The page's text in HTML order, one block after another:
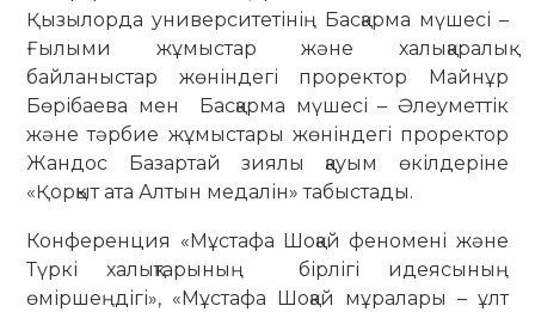
Қызылорда университетінің Басқарма мүшесі –
Ғылыми жұмыстар және халықаралық
байланыстар жөніндегі проректор Майнұр
Бөрібаева мен Басқарма мүшесі – Әлеуметтік
және тәрбие жұмыстары жөніндегі проректор
Жандос Базартай зиялы қауым өкілдеріне
«Қорқыт ата Алтын медалін» табыстады.
Конференция «Мұстафа Шоқай феномені және
Түркі халықтарының бірлігі идеясының
өміршеңдігі», «Мұстафа Шоқай мұралары – ұлт